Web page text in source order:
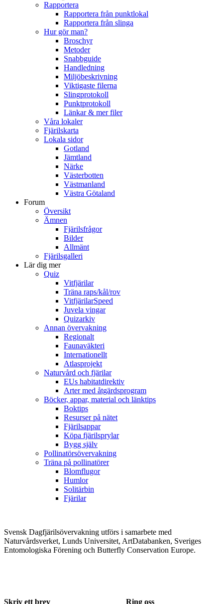
Rapportera
Rapportera från punktlokal
Rapportera från slinga
Hur gör man?
Broschyr
Metoder
Snabbguide
Handledning
Miljöbeskrivning
Viktigaste filerna
Slingprotokoll
Punktprotokoll
Länkar & mer filer
Våra lokaler
Fjärilskarta
Lokala sidor
Gotland
Jämtland
Närke
Västerbotten
Västmanland
Västra Götaland
Forum
Översikt
Ämnen
Fjärilsfrågor
Bilder
Allmänt
Fjärilsgalleri
Lär dig mer
Quiz
Vitfjärilar
Träna raps/kål/rov
VitfjärilarSpeed
Juvela vingar
Quizarkiv
Annan övervakning
Regionalt
Faunaväkteri
Internationellt
Atlasprojekt
Naturvård och fjärilar
EUs habitatdirektiv
Arter med åtgärdsprogram
Böcker, appar, material och länktips
Boktips
Resurser på nätet
Fjärilsappar
Köpa fjärilsprylar
Bygg själv
Pollinatörsövervakning
Träna på pollinatörer
Blomflugor
Humlor
Solitärbin
Fjärilar
Svensk Dagfjärilsövervakning utförs i samarbete med
Naturvårdsverket, Lunds Universitet, ArtDatabanken, Sveriges
Entomologiska Förening och Butterfly Conservation Europe.
Skriv ett brev Ring oss